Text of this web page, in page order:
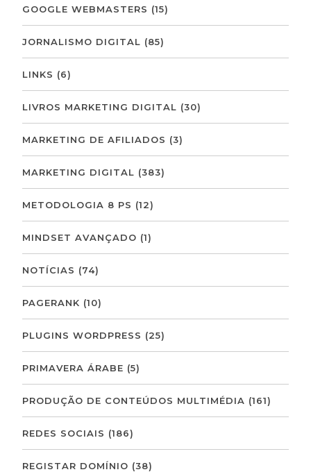
GOOGLE WEBMASTERS (15)
JORNALISMO DIGITAL (85)
LINKS (6)
LIVROS MARKETING DIGITAL (30)
MARKETING DE AFILIADOS (3)
MARKETING DIGITAL (383)
METODOLOGIA 8 PS (12)
MINDSET AVANÇADO (1)
NOTÍCIAS (74)
PAGERANK (10)
PLUGINS WORDPRESS (25)
PRIMAVERA ÁRABE (5)
PRODUÇÃO DE CONTEÚDOS MULTIMÉDIA (161)
REDES SOCIAIS (186)
REGISTAR DOMÍNIO (38)